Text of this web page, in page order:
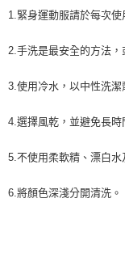
1.緊身運動服請於每次使
2.手洗是最安全的方法，
3.使用冷水，以中性洗潔
4.選擇風乾，並避免長時
5.不使用柔軟精、漂白水
6.將顏色深淺分開清洗。